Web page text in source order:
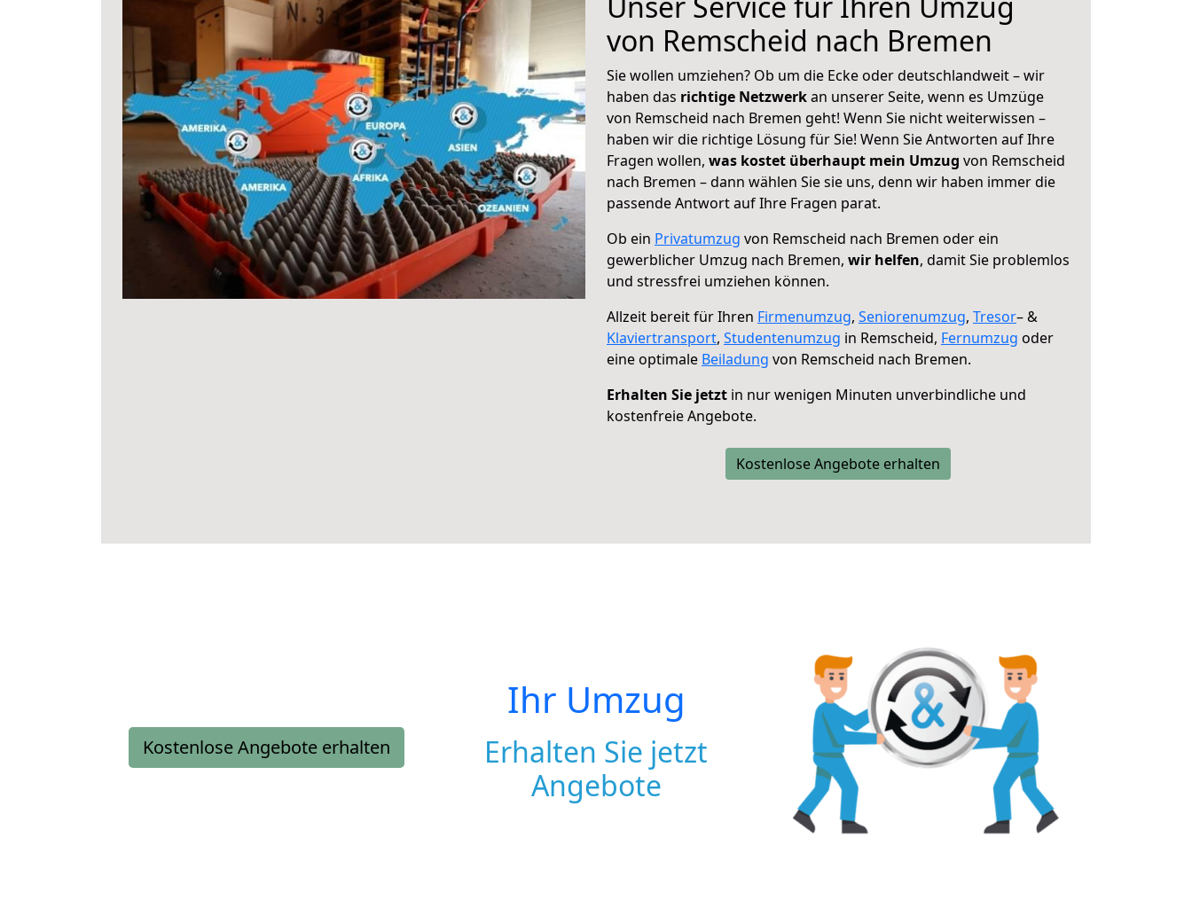
von Remscheid nach Bremen
Sie wollen umziehen? Ob um die Ecke oder deutschlandweit – wir
haben das richtige Netzwerkan unserer Seite, wenn es Umzüge
von Remscheid nach Bremen geht! Wenn Sie nicht weiterwissen –
haben wir die richtige Lösung für Sie! Wenn Sie Antworten auf Ihre
Fragen wollen, was kostet überhaupt mein Umzug von Remscheid
nach Bremen – dann wählen Sie sie uns, denn wir haben immer die
passende Antwort auf Ihre Fragen parat.
Ob ein Privatumzug von Remscheid nach Bremen oder ein
gewerblicher Umzug nach Bremen, wir helfen, damit Sie problemlos
und stressfrei umziehen können.
Allzeit bereit für Ihren Firmenumzug, Seniorenumzug, Tresor– &
Klaviertransport, Studentenumzug in Remscheid, Fernumzug oder
eine optimale Beiladung von Remscheid nach Bremen.
Erhalten Sie jetzt in nur wenigen Minuten unverbindliche und
kostenfreie Angebote.
Kostenlose Angebote erhalten
Kostenlose Angebote erhalten
Ihr Umzug
Erhalten Sie jetzt
Angebote